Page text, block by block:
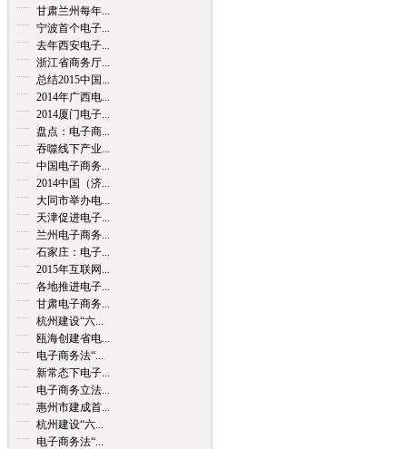
甘肃兰州每年...
宁波首个电子...
去年西安电子...
浙江省商务厅...
总结2015中国...
2014年广西电...
2014厦门电子...
盘点：电子商...
吞噬线下产业...
中国电子商务...
2014中国（济...
大同市举办电...
天津促进电子...
兰州电子商务...
石家庄：电子...
2015年互联网...
各地推进电子...
甘肃电子商务...
杭州建设“六...
瓯海创建省电...
电子商务法“...
新常态下电子...
电子商务立法...
惠州市建成首...
杭州建设“六...
电子商务法“...